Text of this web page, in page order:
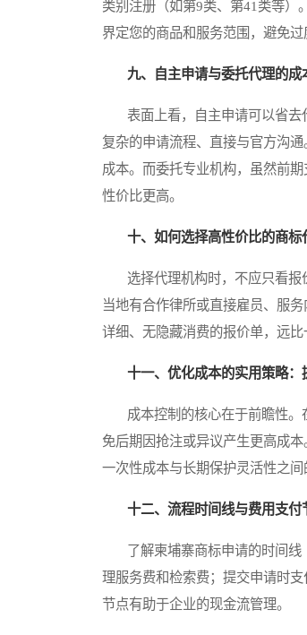
类别注册（如第9类、第41类等）
界定您的商品和服务范围，避免
九、自主申请与委托代理的成
表面上看，自主申请可以省去
复杂的申请流程、直接与官方沟
成本。而委托专业机构，虽然前
性价比更高。
十、如何选择高性价比的商标
选择代理机构时，不应只看报
当地有合作律所或直接雇员、服
详细、无隐藏消费的报价单，远比
十一、优化成本的实用策略：
成本控制的核心在于前瞻性。
免后期因抢注或异议产生更高成
一次性成本与长期保护灵活性之间
十二、流程时间线与费用支付
了解柬埔寨商标申请的时间线
理服务费和检索费；提交申请时
节点有助于企业的现金流管理。